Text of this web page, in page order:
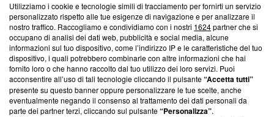
Questa sezione offre informazioni trasparenti su Blasting
News, sui nostri processi editoriali e su come ci impegniamo a
creare news di qualità. Inoltre, afferma la nostra aderenza a
‘Trust Project - News with Integrity’Blasting News non è
ancora membro del programma, ma ha richiesto di farne
parte; Trust Project non ha ancora effettuato una verifica di
conformità agli standard.
Su di noi
Utilizziamo i cookie e tecnologie simili di tracciamento per fornirti un servizio
personalizzato rispetto alle tue esigenze di navigazione e per analizzare il
nostro traffico. Raccogliamo e condividiamo con i nostri 1624partner che si
occupano di analisi dei dati web, pubblicità e social media, alcune
informazioni sul tuo dispositivo, come l’indirizzo IP e le caratteristiche del tuo
dispositivo, i quali potrebbero combinarle con altre informazioni che hai
fornito loro o che hanno raccolto dal tuo utilizzo dei loro servizi. Puoi
acconsentire all’uso di tali tecnologie cliccando il pulsante“Accetta tutti”
presente su questo banner oppure personalizzare le tue scelte, anche
eventualmente negando il consenso al trattamento dei dati personali da
parte dei partner terzi, cliccando sul pulsante“Personalizza”.